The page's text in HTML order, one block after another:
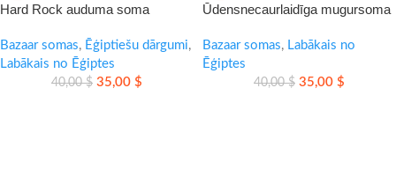
Hard Rock auduma soma
Bazaar somas, Ēģiptiešu dārgumi,
Labākais no Ēģiptes
40,00$ 35,00 $
Ūdensnecaurlaidīga mugursoma
Bazaar somas, Labākais no
Ēģiptes
40,00$ 35,00 $